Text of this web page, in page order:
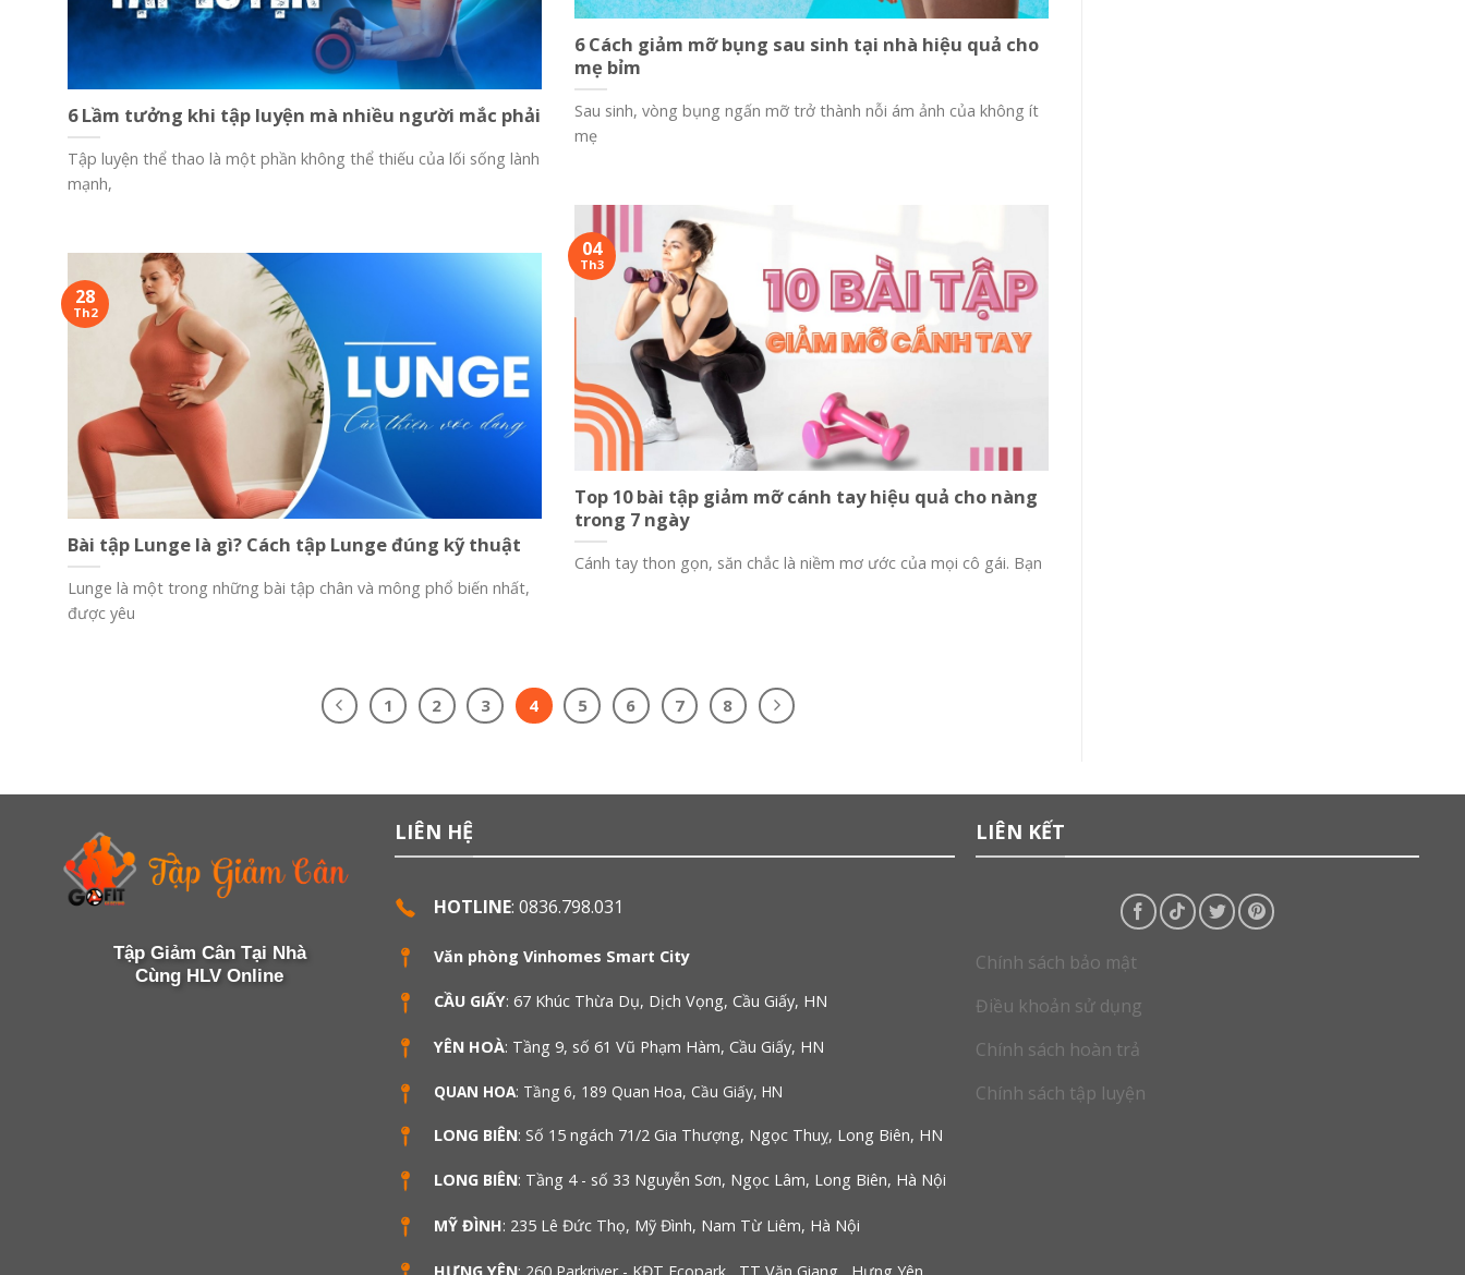
6 Cách giảm mỡ bụng sau sinh tại nhà hiệu quả cho
mẹ bỉm
Sau sinh, vòng bụng ngấn mỡ trở thành nỗi ám ảnh của không ít
mẹ
6 Lầm tưởng khi tập luyện mà nhiều người mắc phải
Tập luyện thể thao là một phần không thể thiếu của lối sống lành
mạnh,
Top 10 bài tập giảm mỡ cánh tay hiệu quả cho nàng
trong 7 ngày
Cánh tay thon gọn, săn chắc là niềm mơ ước của mọi cô gái. Bạn
04
Th3
Bài tập Lunge là gì? Cách tập Lunge đúng kỹ thuật
Lunge là một trong những bài tập chân và mông phổ biến nhất,
được yêu
28
Th2
1 2 3 4 5 6 7 8
Tập Giảm Cân Tại Nhà
Cùng HLV Online
LIÊN HỆ
HOTLINE: 0836.798.031
Văn phòng Vinhomes Smart City
CẦU GIẤY: 67 Khúc Thừa Dụ, Dịch Vọng, Cầu Giấy, HN
YÊN HOÀ: Tầng 9, số 61 Vũ Phạm Hàm, Cầu Giấy, HN
QUAN HOA: Tầng 6, 189 Quan Hoa, Cầu Giấy, HN
LONG BIÊN: Số 15 ngách 71/2 Gia Thượng, Ngọc Thuỵ, Long Biên, HN
LONG BIÊN: Tầng 4 - số 33 Nguyễn Sơn, Ngọc Lâm, Long Biên, Hà Nội
MỸ ĐÌNH: 235 Lê Đức Thọ, Mỹ Đình, Nam Từ Liêm, Hà Nội
LIÊN KẾT
Chính sách bảo mật
Điều khoản sử dụng
Chính sách hoàn trả
Chính sách tập luyện